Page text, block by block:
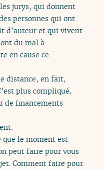
jurys, qui donnent
personnes qui ont
d’auteur et qui vivent
du mal à
en cause ce
distance, en fait,
plus compliqué,
de financements
que le moment est
peut faire pour vous
Comment faire pour